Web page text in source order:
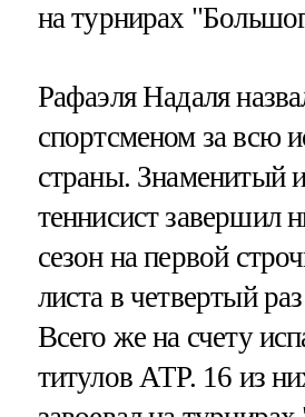
на турнирах
Рафаэля Надаля
спортсменом за всю
страны. Знаменитый
теннисист завершил
сезон на первой
листа в четвертый
Всего же на счету
титулов АТР. 16 из